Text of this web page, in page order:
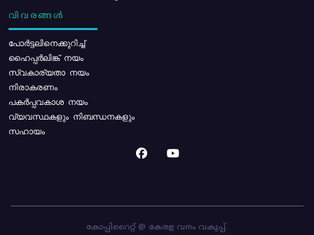
വിവരങ്ങൾ
പോര്‍ട്ടലിനെക്കുറിച്ച്
ഹൈപ്പർലിങ്ക് നയം
സ്വകാര്യതാ നയം
നിരാകരണം
പകർപ്പവകാശ നയം
വ്യവസ്ഥകളും നിബന്ധനകളും
സഹായം
കോപ്പിറൈറ്റ് @ കേരള വനം വകുപ്പ്.